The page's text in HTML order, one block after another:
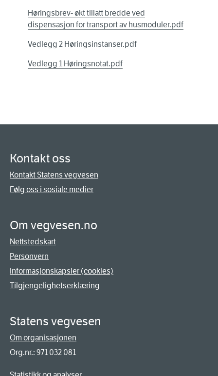
Høringsbrev- økt tillatt bredde ved
dispensasjon for transport av husmoduler.pdf
Vedlegg 2 Høringsinstanser.pdf
Vedlegg 1 Høringsnotat.pdf
Kontakt oss
Kontakt Statens vegvesen
Følg oss i sosiale medier
Om vegvesen.no
Nettstedskart
Personvern
Informasjonskapsler (cookies)
Tilgjengelighetserklæring
Statens vegvesen
Om organisasjonen
Org.nr.: 971 032 081